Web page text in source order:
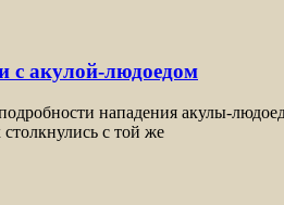
с акулой-людоедом
нападения акулы-
с той же